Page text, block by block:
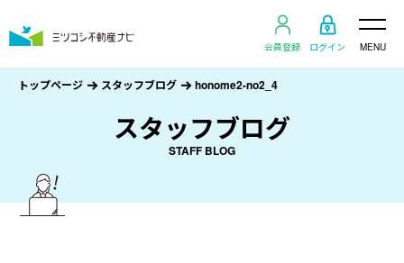
会員登録 ログイン MENU
スタッフブログ
STAFF BLOG
トップページ スタッフブログ honome2-no2_4